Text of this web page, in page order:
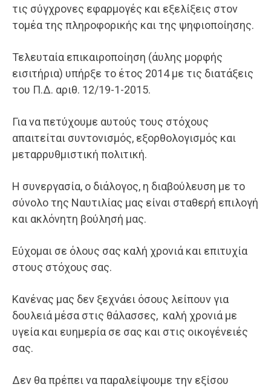
τις σύγχρονες εφαρμογές και εξελίξεις στον
τομέα της πληροφορικής και της ψηφιοποίησης.
Τελευταία επικαιροποίηση (άυλης μορφής
εισιτήρια) υπήρξε το έτος 2014 με τις διατάξεις
του Π.Δ. αριθ. 12/19-1-2015.
Για να πετύχουμε αυτούς τους στόχους
απαιτείται συντονισμός, εξορθολογισμός και
μεταρρυθμιστική πολιτική.
Η συνεργασία, ο διάλογος, η διαβούλευση με το
σύνολο της Ναυτιλίας μας είναι σταθερή επιλογή
και ακλόνητη βούλησή μας.
Εύχομαι σε όλους σας καλή χρονιά και επιτυχία
στους στόχους σας.
Κανένας μας δεν ξεχνάει όσους λείπουν για
δουλειά μέσα στις θάλασσες, καλή χρονιά με
υγεία και ευημερία σε σας και στις οικογένειές
σας.
Δεν θα πρέπει να παραλείψουμε την εξίσου